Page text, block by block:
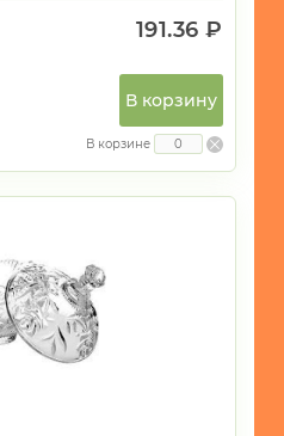
191.36 ₽
В корзину
В корзине